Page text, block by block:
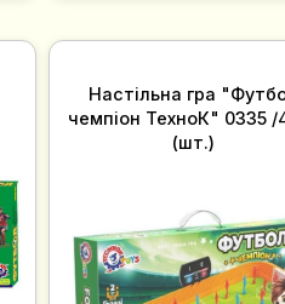
Настільна гра
чемпіон ТехноК" 0335
(шт.)